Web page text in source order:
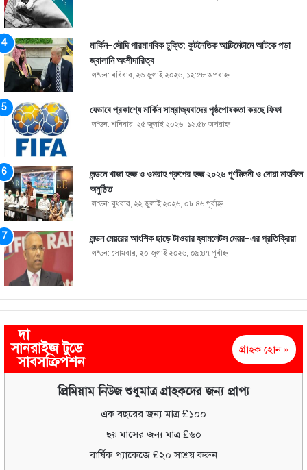
মার্কিন-সৌদি পারমাণবিক চুক্তি: কূটনৈতিক আল্টিমেটামে আটকে পড়া
জ্বালানি অংশীদারিত্ব
লন্ডন: রবিবার, ২৬ জুলাই ২০২৬, ১২:৫৮ অপরাহ্ণ
যেভাবে প্রকাশ্যে মার্কিন সাম্রাজ্যবাদের পৃষ্ঠপোষকতা করছে ফিফা
লন্ডন: শনিবার, ২৫ জুলাই ২০২৬, ১২:৫৮ অপরাহ্ণ
লন্ডনে খাজা হজ্জ ও ওমরাহ গ্রুপের হজ্জ ২০২৬ পূর্ণমিলনী ও দোয়া মাহফিল
অনুষ্ঠিত
লন্ডন: বুধবার, ২২ জুলাই ২০২৬, ০৮:৪৬ পূর্বাহ্ণ
লন্ডন মেয়রের আংশিক ছাড়ে টাওয়ার হ্যামলেটস মেয়র-এর প্রতিক্রিয়া
লন্ডন: সোমবার, ২০ জুলাই ২০২৬, ০৯:৪৭ পূর্বাহ্ণ
দা
সানরাইজ টুডে
সাবসক্রিপশন
গ্রাহক হোন »
প্রিমিয়াম নিউজ শুধুমাত্র গ্রাহকদের জন্য প্রাপ্য
এক বছরের জন্য মাত্র £১০০
ছয় মাসের জন্য মাত্র £৬০
বার্ষিক প্যাকেজে £২০ সাশ্রয় করুন